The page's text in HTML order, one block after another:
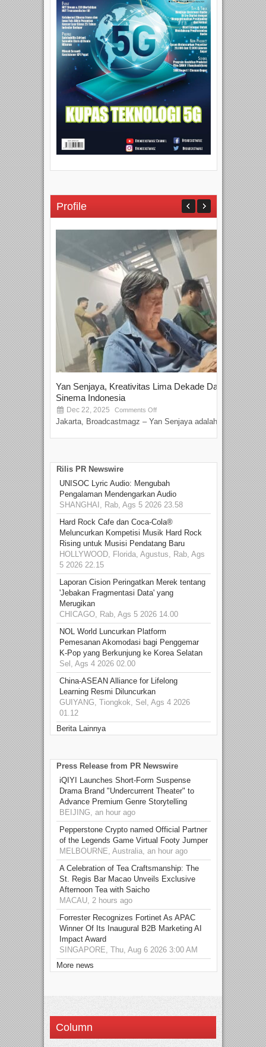
Profile
Yan Senjaya, Kreativitas Lima Dekade Dalam
Sinema Indonesia
Dec 22, 2025 Comments Off
Jakarta, Broadcastmagz – Yan Senjaya adalah...
Rilis PR Newswire
UNISOC Lyric Audio: Mengubah
Pengalaman Mendengarkan Audio
SHANGHAI, Rab, Ags 5 2026 23.58
Hard Rock Cafe dan Coca-Cola®
Meluncurkan Kompetisi Musik Hard Rock
Rising untuk Musisi Pendatang Baru
HOLLYWOOD, Florida, Agustus, Rab, Ags
5 2026 22.15
Laporan Cision Peringatkan Merek tentang
'Jebakan Fragmentasi Data' yang
Merugikan
CHICAGO, Rab, Ags 5 2026 14.00
NOL World Luncurkan Platform
Pemesanan Akomodasi bagi Penggemar
K-Pop yang Berkunjung ke Korea Selatan
Sel, Ags 4 2026 02.00
China-ASEAN Alliance for Lifelong
Learning Resmi Diluncurkan
GUIYANG, Tiongkok, Sel, Ags 4 2026
01.12
Berita Lainnya
Press Release from PR Newswire
iQIYI Launches Short-Form Suspense
Drama Brand "Undercurrent Theater" to
Advance Premium Genre Storytelling
BEIJING, an hour ago
Pepperstone Crypto named Official Partner
of the Legends Game Virtual Footy Jumper
MELBOURNE, Australia, an hour ago
A Celebration of Tea Craftsmanship: The
St. Regis Bar Macao Unveils Exclusive
Afternoon Tea with Saicho
MACAU, 2 hours ago
Forrester Recognizes Fortinet As APAC
Winner Of Its Inaugural B2B Marketing AI
Impact Award
SINGAPORE, Thu, Aug 6 2026 3:00 AM
More news
Column